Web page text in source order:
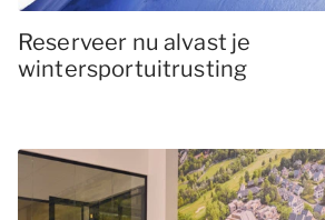
Reserveer nu alvast je
wintersportuitrusting